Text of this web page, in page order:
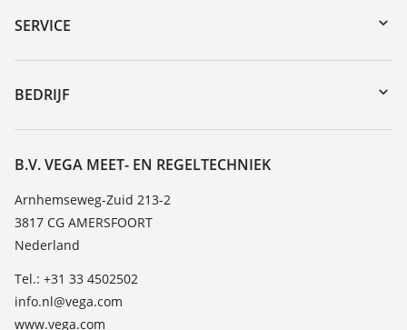
Downloads
DTM Collection/PACTware
SERVICE
Reparatieformulier instrument
Seminars
Bestendigheidslijst
TeamViewer
BEDRIJF
Vacature
Over VEGA
Contact
Nieuws
Persberichten
Blog
B.V. VEGA MEET- EN REGELTECHNIEK
Arnhemseweg-Zuid 213-2
3817 CG AMERSFOORT
Nederland
Tel.: +31 33 4502502
info.nl@vega.com
www.vega.com